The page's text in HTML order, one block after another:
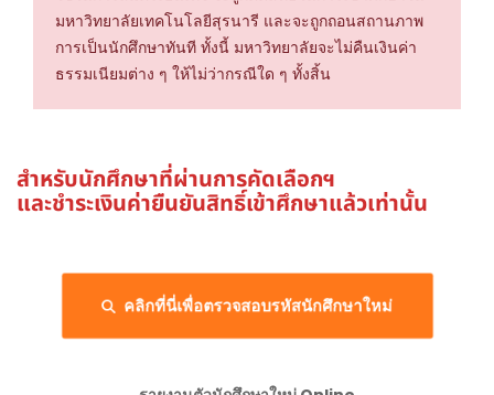
มหาวิทยาลัยเทคโนโลยีสุรนารี และจะถูกถอนสถานภาพ
การเป็นนักศึกษาทันที ทั้งนี้ มหาวิทยาลัยจะไม่คืนเงินค่า
ธรรมเนียมต่าง ๆ ให้ไม่ว่ากรณีใด ๆ ทั้งสิ้น
สำหรับนักศึกษาที่ผ่านการคัดเลือกฯ
และชำระเงินค่ายืนยันสิทธิ์เข้าศึกษาแล้วเท่านั้น
คลิกที่นี่เพื่อตรวจสอบรหัสนักศึกษาใหม่